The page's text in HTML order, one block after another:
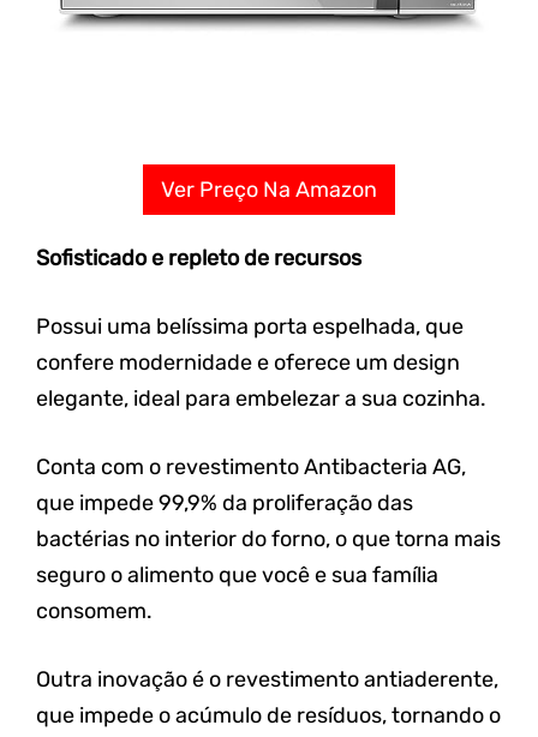
Ver Preço Na Amazon
Sofisticado e repleto de recursos
Possui uma belíssima porta espelhada, que
confere modernidade e oferece um design
elegante, ideal para embelezar a sua cozinha.
Conta com o revestimento Antibacteria AG,
que impede 99,9% da proliferação das
bactérias no interior do forno, o que torna mais
seguro o alimento que você e sua família
consomem.
Outra inovação é o revestimento antiaderente,
que impede o acúmulo de resíduos, tornando o